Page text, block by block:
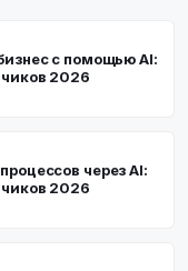
с помощью AI:
2026
через AI:
2026